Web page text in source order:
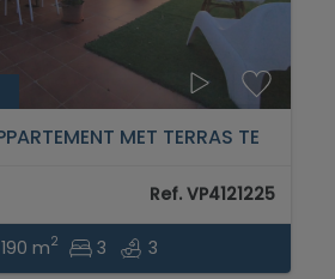
MET TERRAS TE
Ref. VP4121225
190 m2 3 3